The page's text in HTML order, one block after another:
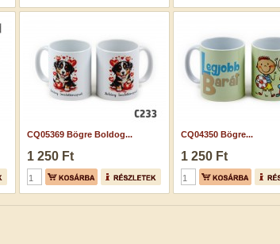
CQ05369 Bögre Boldog...
1 250 Ft
CQ04350 Bögre...
1 250 Ft